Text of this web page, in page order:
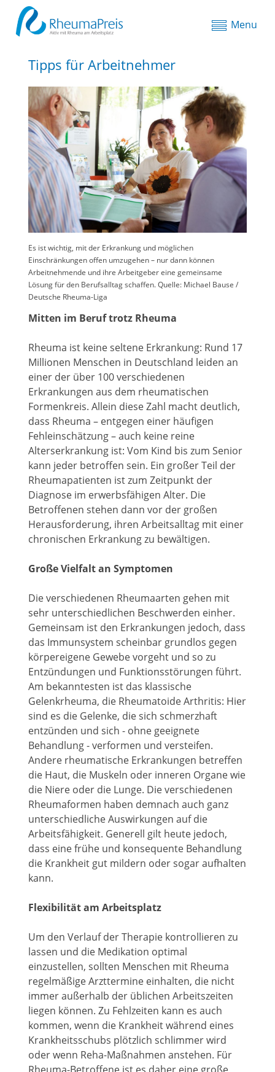
Menu
Tipps für Arbeitnehmer
Es ist wichtig, mit der Erkrankung und möglichen
Einschränkungen offen umzugehen – nur dann können
Arbeitnehmende und ihre Arbeitgeber eine gemeinsame
Lösung für den Berufsalltag schaffen. Quelle: Michael Bause /
Deutsche Rheuma-Liga
Mitten im Beruf trotz Rheuma
Rheuma ist keine seltene Erkrankung: Rund 17
Millionen Menschen in Deutschland leiden an
einer der über 100 verschiedenen
Erkrankungen aus dem rheumatischen
Formenkreis. Allein diese Zahl macht deutlich,
dass Rheuma – entgegen einer häufigen
Fehleinschätzung – auch keine reine
Alterserkrankung ist: Vom Kind bis zum Senior
kann jeder betroffen sein. Ein großer Teil der
Rheumapatienten ist zum Zeitpunkt der
Diagnose im erwerbsfähigen Alter. Die
Betroffenen stehen dann vor der großen
Herausforderung, ihren Arbeitsalltag mit einer
chronischen Erkrankung zu bewältigen.
Große Vielfalt an Symptomen
Die verschiedenen Rheumaarten gehen mit
sehr unterschiedlichen Beschwerden einher.
Gemeinsam ist den Erkrankungen jedoch, dass
das Immunsystem scheinbar grundlos gegen
körpereigene Gewebe vorgeht und so zu
Entzündungen und Funktionsstörungen führt.
Am bekanntesten ist das klassische
Gelenkrheuma, die Rheumatoide Arthritis: Hier
sind es die Gelenke, die sich schmerzhaft
entzünden und sich - ohne geeignete
Behandlung - verformen und versteifen.
Andere rheumatische Erkrankungen betreffen
die Haut, die Muskeln oder inneren Organe wie
die Niere oder die Lunge. Die verschiedenen
Rheumaformen haben demnach auch ganz
unterschiedliche Auswirkungen auf die
Arbeitsfähigkeit. Generell gilt heute jedoch,
dass eine frühe und konsequente Behandlung
die Krankheit gut mildern oder sogar aufhalten
kann.
Flexibilität am Arbeitsplatz
Um den Verlauf der Therapie kontrollieren zu
lassen und die Medikation optimal
einzustellen, sollten Menschen mit Rheuma
regelmäßige Arzttermine einhalten, die nicht
immer außerhalb der üblichen Arbeitszeiten
liegen können. Zu Fehlzeiten kann es auch
kommen, wenn die Krankheit während eines
Krankheitsschubs plötzlich schlimmer wird
oder wenn Reha-Maßnahmen anstehen. Für